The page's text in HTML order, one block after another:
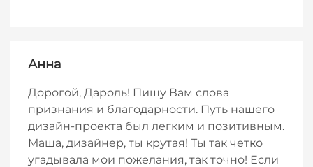
Анна
Дорогой, Дароль! Пишу Вам слова
признания и благодарности. Путь нашего
дизайн-проекта был легким и позитивным.
Маша, дизайнер, ты крутая! Ты так четко
угадывала мои пожелания, так точно! Если